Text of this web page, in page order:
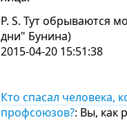
P. S. Тут обрываются
дни" Бунина)
2015-04-20 15:51:38
Кто спасал человека,
профсоюзов?: Вы, как